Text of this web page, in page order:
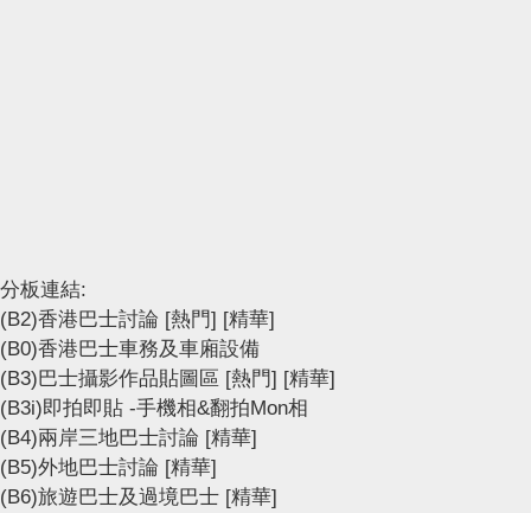
分板連結:
(B2)香港巴士討論 [熱門] [精華]
(B0)香港巴士車務及車廂設備
(B3)巴士攝影作品貼圖區 [熱門] [精華]
(B3i)即拍即貼 -手機相&翻拍Mon相
(B4)兩岸三地巴士討論 [精華]
(B5)外地巴士討論 [精華]
(B6)旅遊巴士及過境巴士 [精華]